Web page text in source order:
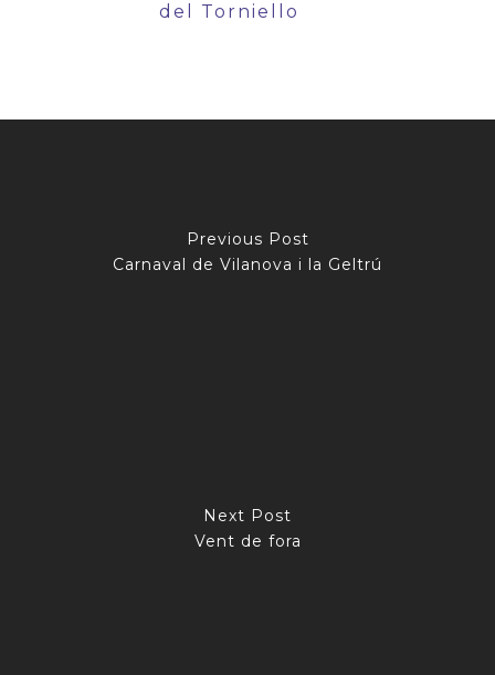
del Torniello
Previous Post
Carnaval de Vilanova i la Geltrú
Next Post
Vent de fora